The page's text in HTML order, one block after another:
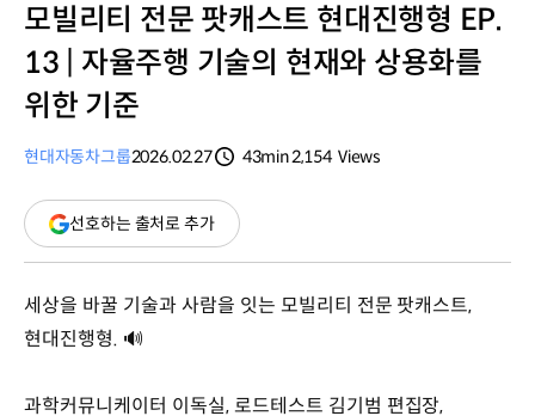
모빌리티 전문 팟캐스트 현대진행형 EP.
13 | 자율주행 기술의 현재와 상용화를
위한 기준
현대자동차그룹2026.02.27
43min2,154 Views
선호하는 출처로 추가(새
창
세상을 바꿀 기술과 사람을 잇는 모빌리티 전문 팟캐스트,
현대진행형. 🔊
과학커뮤니케이터 이독실, 로드테스트 김기범 편집장‬,